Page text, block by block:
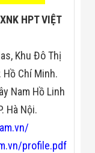
HPT VIỆT
Khu Đô Thị
Hồ Chí Minh.
Nam Hồ Linh
Hà Nội.
profile.pdf